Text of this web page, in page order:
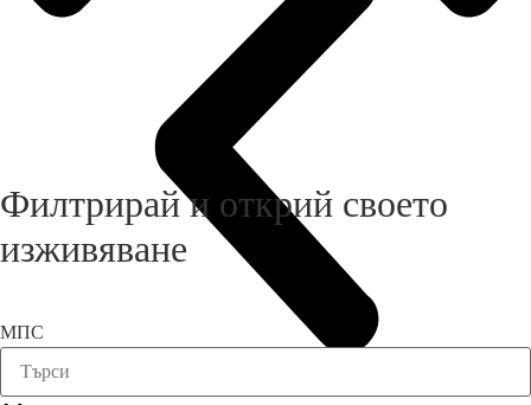
Филтрирай и открий своето
изживяване
МПС